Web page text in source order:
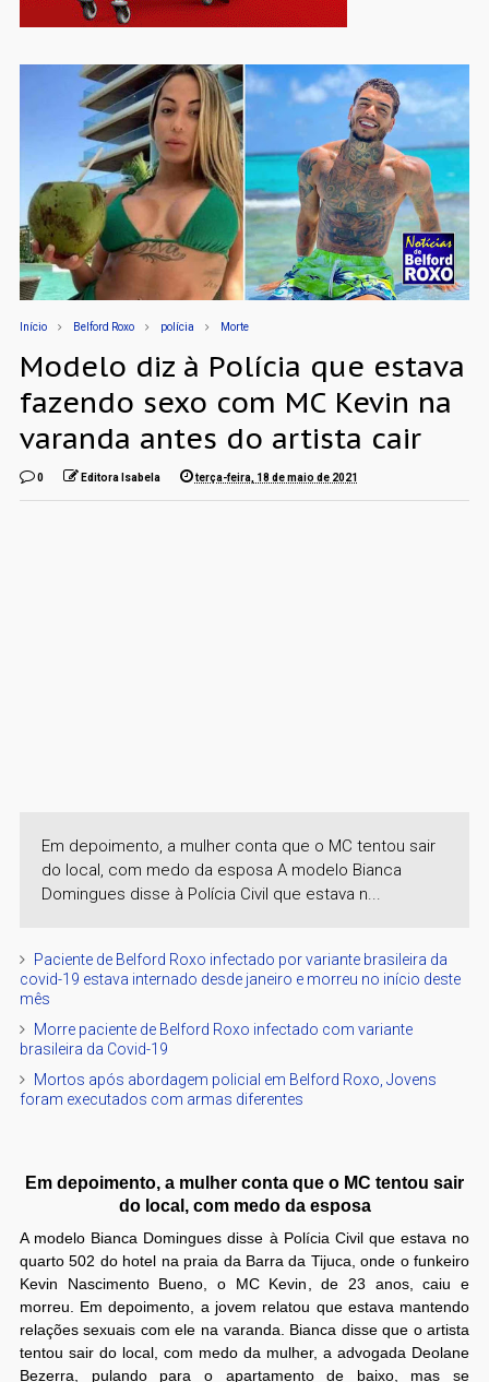
Início Belford Roxo polícia Morte
Modelo diz à Polícia que estava
fazendo sexo com MC Kevin na
varanda antes do artista cair
0 Editora Isabela terça-feira, 18 de maio de 2021
Em depoimento, a mulher conta que o MC tentou sair
do local, com medo da esposa A modelo Bianca
Domingues disse à Polícia Civil que estava n...
Paciente de Belford Roxo infectado por variante brasileira da
covid-19 estava internado desde janeiro e morreu no início deste
mês
Morre paciente de Belford Roxo infectado com variante
brasileira da Covid-19
Mortos após abordagem policial em Belford Roxo, Jovens
foram executados com armas diferentes
Em depoimento, a mulher conta que o MC tentou sair
do local, com medo da esposa
A modelo Bianca Domingues disse à Polícia Civil que estava no
quarto 502 do hotel na praia da Barra da Tijuca, onde o funkeiro
Kevin Nascimento Bueno, o MC Kevin, de 23 anos, caiu e
morreu. Em depoimento, a jovem relatou que estava mantendo
relações sexuais com ele na varanda. Bianca disse que o artista
tentou sair do local, com medo da mulher, a advogada Deolane
Bezerra, pulando para o apartamento de baixo, mas se